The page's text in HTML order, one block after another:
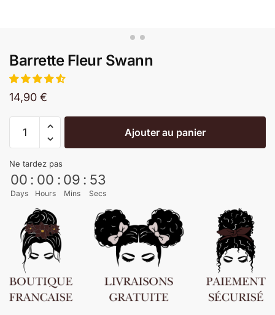
Barrette Fleur Swann
14,90 €
Ajouter au panier
Ne tardez pas
00
Days
: 00
Hours
: 09
Mins
: 53
Secs